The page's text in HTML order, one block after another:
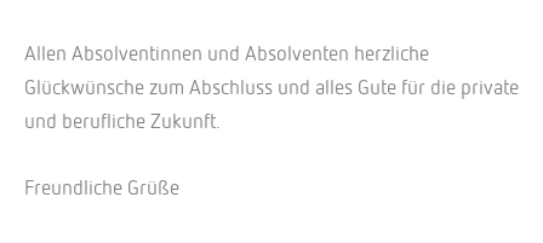
Allen Absolventinnen und Absolventen herzliche
Glückwünsche zum Abschluss und alles Gute für die private
und berufliche Zukunft.
Freundliche Grüße